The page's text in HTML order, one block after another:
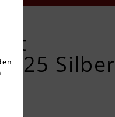
925 Silber